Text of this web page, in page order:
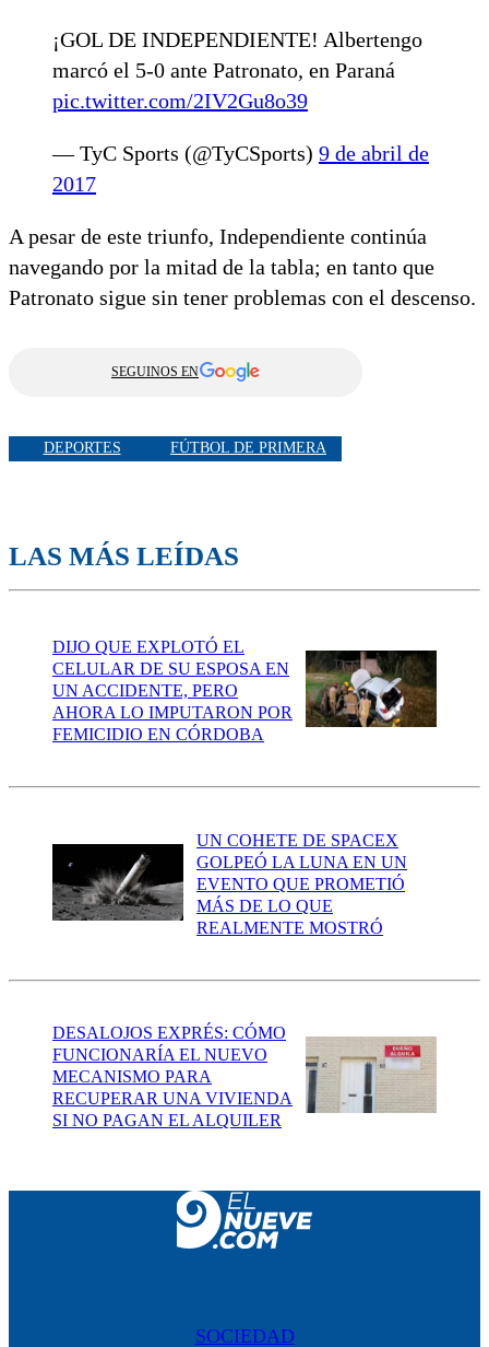
¡GOL DE INDEPENDIENTE! Albertengo
marcó el 5-0 ante Patronato, en Paraná
pic.twitter.com/2IV2Gu8o39
— TyC Sports (@TyCSports) 9 de abril de
2017
A pesar de este triunfo, Independiente continúa
navegando por la mitad de la tabla; en tanto que
Patronato sigue sin tener problemas con el descenso.
SEGUINOS EN
DEPORTES FÚTBOL DE PRIMERA
LAS MÁS LEÍDAS
DIJO QUE EXPLOTÓ EL
CELULAR DE SU ESPOSA EN
UN ACCIDENTE, PERO
AHORA LO IMPUTARON POR
FEMICIDIO EN CÓRDOBA
UN COHETE DE SPACEX
GOLPEÓ LA LUNA EN UN
EVENTO QUE PROMETIÓ
MÁS DE LO QUE
REALMENTE MOSTRÓ
DESALOJOS EXPRÉS: CÓMO
FUNCIONARÍA EL NUEVO
MECANISMO PARA
RECUPERAR UNA VIVIENDA
SI NO PAGAN EL ALQUILER
SOCIEDAD